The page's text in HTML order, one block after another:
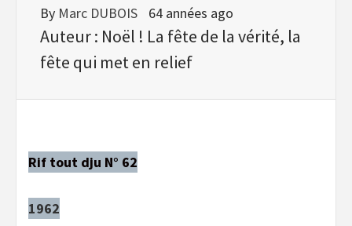
By Marc DUBOIS 64 années ago
Auteur : Noël ! La fête de la vérité, la
fête qui met en relief
Rif tout dju N° 62
1962